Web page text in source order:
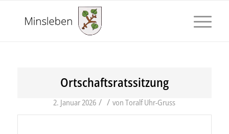
Ortschaftsratssitzung
2. Januar 2026 / / vonToralf Uhr-Gruss